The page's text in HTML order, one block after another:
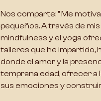
Nos comparte: " Me
pequeños. A través de
mindfulness y el yoga
talleres que he impartido,
donde el amor y la
temprana edad, ofrecer a
sus emociones y